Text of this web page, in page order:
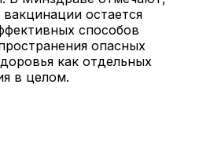
остается
способов
опасных
как отдельных
в целом.